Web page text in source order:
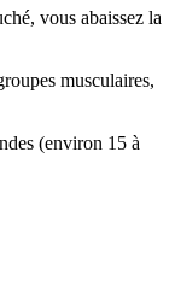
vous abaissez la
musculaires,
(environ 15 à